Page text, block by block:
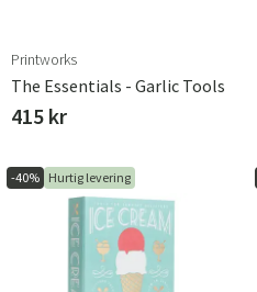
Printworks
The Essentials - Garlic Tools
415 kr
-40% Hurtig levering